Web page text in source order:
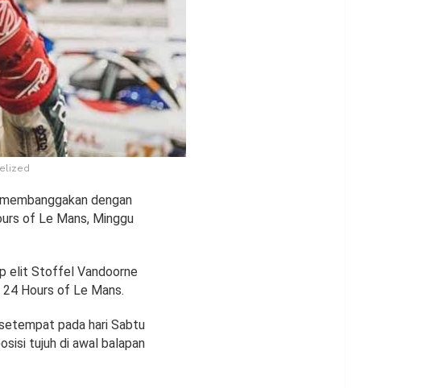
dengan
of Le Mans, Minggu
elit Stoffel Vandoorne
Hours of Le Mans.
pada hari Sabtu
tujuh di awal balapan